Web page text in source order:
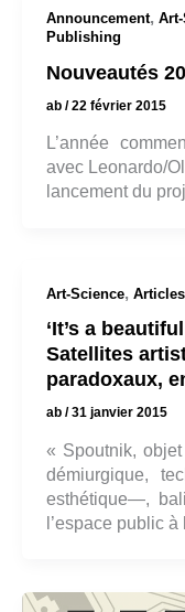
Announcement,
Publishing
Nouveautés
ab /22 février 2015
L’année
avec Leonardo/
lancement du
Art-Science, Articles
‘It’s a
Satellites
paradoxaux,
ab /31 janvier 2015
« Spoutnik,
démiurgique,
esthétique—,
l’espace public à